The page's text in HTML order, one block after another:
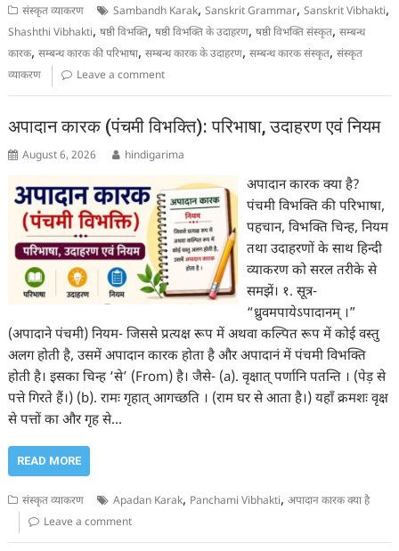
संस्कृत व्याकरण Sambandh Karak,Sanskrit Grammar,Sanskrit Vibhakti,
Shashthi Vibhakti,षष्ठी विभक्ति,षष्ठी विभक्ति के उदाहरण,षष्ठी विभक्ति संस्कृत,सम्बन्ध
कारक,सम्बन्ध कारक की परिभाषा,सम्बन्ध कारक के उदाहरण,सम्बन्ध कारक संस्कृत,संस्कृत
व्याकरण
Leave a comment
अपादान कारक (पंचमी विभक्ति): परिभाषा, उदाहरण एवं नियम
August 6, 2026 hindigarima
अपादान कारक क्या है?
पंचमी विभक्ति की परिभाषा,
पहचान, विभक्ति चिन्ह, नियम
तथा उदाहरणों के साथ हिन्दी
व्याकरण को सरल तरीके से
समझें। १. सूत्र-
“ध्रुवमपायेऽपादानम् ।”
(अपादाने पंचमी) नियम- जिससे प्रत्यक्ष रूप में अथवा कल्पित रूप में कोई वस्तु
अलग होती है, उसमें अपादान कारक होता है और अपादानं में पंचमी विभक्ति
होती है। इसका चिन्ह ‘से’ (From) है। जैसे- (a). वृक्षात् पर्णानि पतन्ति । (पेड़ से
पत्ते गिरते हैं।) (b). रामः गृहात् आगच्छति । (राम घर से आता है।) यहाँ क्रमशः वृक्ष
से पत्तों का और गृह से…
READ MORE
संस्कृत व्याकरण Apadan Karak, Panchami Vibhakti,अपादान कारक क्या है
Leave a comment